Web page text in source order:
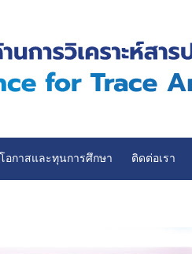
โอกาสและทุนการศึกษา ติดต่อเรา